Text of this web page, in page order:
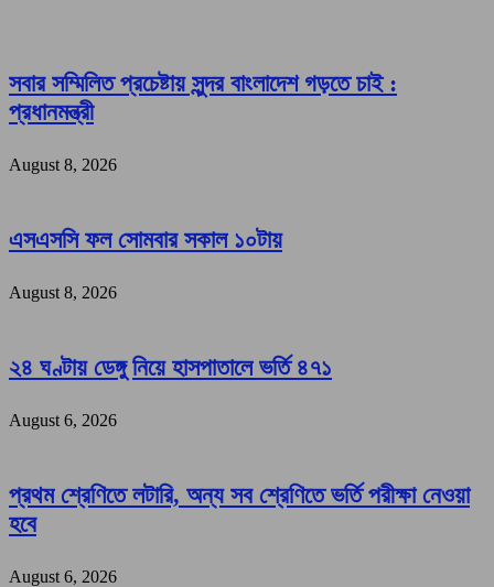
সবার সম্মিলিত প্রচেষ্টায় সুন্দর বাংলাদেশ গড়তে চাই :
প্রধানমন্ত্রী
August 8, 2026
এসএসসি ফল সোমবার সকাল ১০টায়
August 8, 2026
২৪ ঘণ্টায় ডেঙ্গু নিয়ে হাসপাতালে ভর্তি ৪৭১
August 6, 2026
প্রথম শ্রেণিতে লটারি, অন্য সব শ্রেণিতে ভর্তি পরীক্ষা নেওয়া
হবে
August 6, 2026